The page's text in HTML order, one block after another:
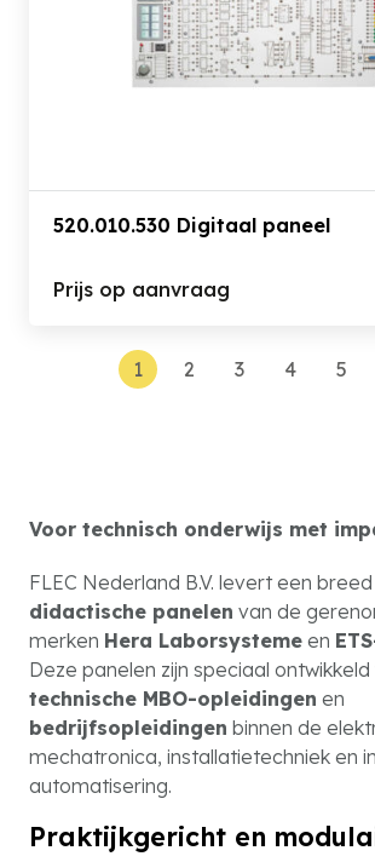
520.010.530 Digitaal paneel
Prijs op aanvraag
1 2 3 4 5
Voor technisch onderwijs met
FLEC Nederland B.V. levert een
didactische panelen van de
merken Hera Laborsysteme en
Deze panelen zijn speciaal
technische MBO-opleidingen en
bedrijfsopleidingen binnen de
mechatronica, installatietechniek en
automatisering.
Praktijkgericht en